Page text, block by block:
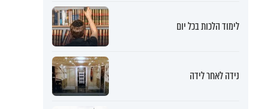
לימוד הלכות בכל יום
נידה לאחר לידה